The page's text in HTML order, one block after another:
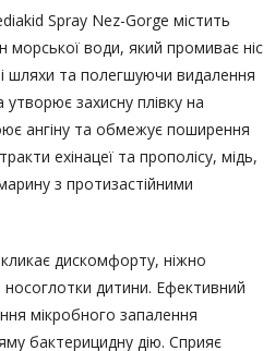
Spray Nez-Gorge містить
морської води, який промиває ніс
шляхи та полегшуючи видалення
утворює захисну плівку на
ангіну та обмежує поширення
ехінацеї та прополісу, мідь,
з протизастійними
дискомфорту, ніжно
дитини. Ефективний
мікробного запалення
бактерицидну дію. Сприяє